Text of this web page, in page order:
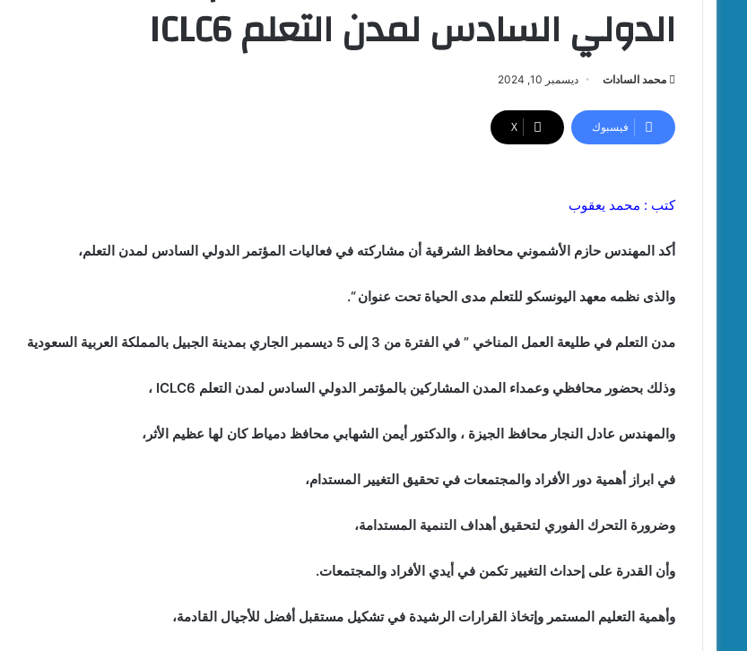
الدولي السادس لمدن التعلم ICLC6
محمد السادات ديسمبر 10, 2024
فيسبوك ‫X
كتب : محمد يعقوب
أكد المهندس حازم الأشموني محافظ الشرقية أن مشاركته في فعاليات المؤتمر الدولي السادس لمدن التعلم،
والذى نظمه معهد اليونسكو للتعلم مدى الحياة تحت عنوان “.
مدن التعلم في طليعة العمل المناخي ” في الفترة من 3 إلى 5 ديسمبر الجاري بمدينة الجبيل بالمملكة العربية السعودية
وذلك بحضور محافظي وعمداء المدن المشاركين بالمؤتمر الدولي السادس لمدن التعلم ICLC6 ،
والمهندس عادل النجار محافظ الجيزة ، والدكتور أيمن الشهابي محافظ دمياط كان لها عظيم الأثر،
في ابراز أهمية دور الأفراد والمجتمعات في تحقيق التغيير المستدام،
وضرورة التحرك الفوري لتحقيق أهداف التنمية المستدامة،
وأن القدرة على إحداث التغيير تكمن في أيدي الأفراد والمجتمعات.
وأهمية التعليم المستمر وإتخاذ القرارات الرشيدة في تشكيل مستقبل أفضل للأجيال القادمة،